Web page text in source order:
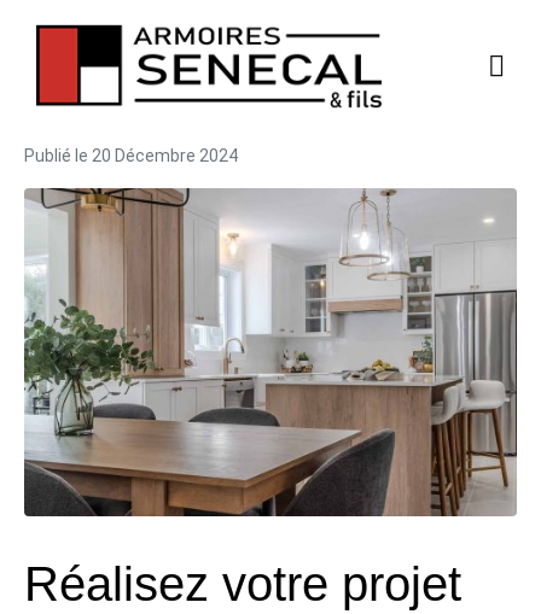
Publié le 20 Décembre 2024
Réalisez votre projet